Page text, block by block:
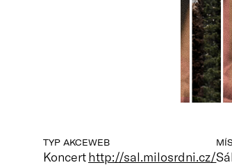
TYP AKCE
Koncert
WEB
http://sal.milosrdni.cz/